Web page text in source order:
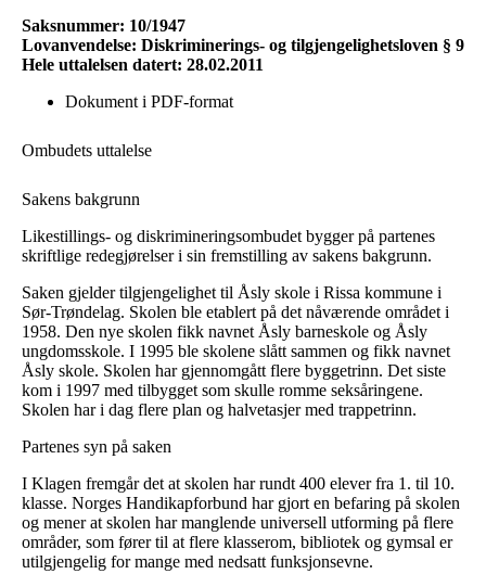
Saksnummer: 10/1947
Lovanvendelse: Diskriminerings- og tilgjengelighetsloven § 9
Hele uttalelsen datert: 28.02.2011
Dokument i PDF-format
Ombudets uttalelse
Sakens bakgrunn
Likestillings- og diskrimineringsombudet bygger på partenes
skriftlige redegjørelser i sin fremstilling av sakens bakgrunn.
Saken gjelder tilgjengelighet til Åsly skole i Rissa kommune i
Sør-Trøndelag. Skolen ble etablert på det nåværende området i
1958. Den nye skolen fikk navnet Åsly barneskole og Åsly
ungdomsskole. I 1995 ble skolene slått sammen og fikk navnet
Åsly skole. Skolen har gjennomgått flere byggetrinn. Det siste
kom i 1997 med tilbygget som skulle romme seksåringene.
Skolen har i dag flere plan og halvetasjer med trappetrinn.
Partenes syn på saken
I Klagen fremgår det at skolen har rundt 400 elever fra 1. til 10.
klasse. Norges Handikapforbund har gjort en befaring på skolen
og mener at skolen har manglende universell utforming på flere
områder, som fører til at flere klasserom, bibliotek og gymsal er
utilgjengelig for mange med nedsatt funksjonsevne.